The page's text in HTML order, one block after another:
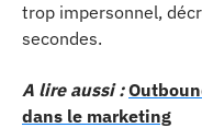
trop impersonnel,
secondes.
A lire aussi :
dans le marketing